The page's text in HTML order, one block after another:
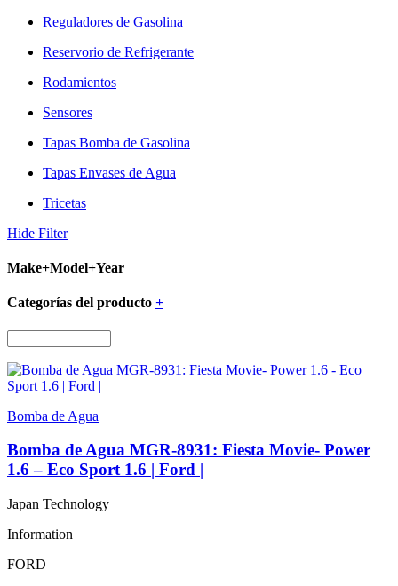
Reguladores de Gasolina
Reservorio de Refrigerante
Rodamientos
Sensores
Tapas Bomba de Gasolina
Tapas Envases de Agua
Tricetas
Hide Filter
Make+Model+Year
Categorías del producto +
Bomba de Agua
Bomba de Agua MGR-8931: Fiesta Movie- Power
1.6 – Eco Sport 1.6 | Ford |
Japan Technology
Information
FORD